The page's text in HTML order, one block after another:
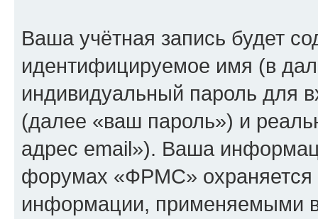
Ваша учётная запись будет
идентифицируемое имя (в
индивидуальный пароль для
(далее «ваш пароль») и
адрес email»). Ваша
форумах «ФРМС» охраняется
информации, применяемыми